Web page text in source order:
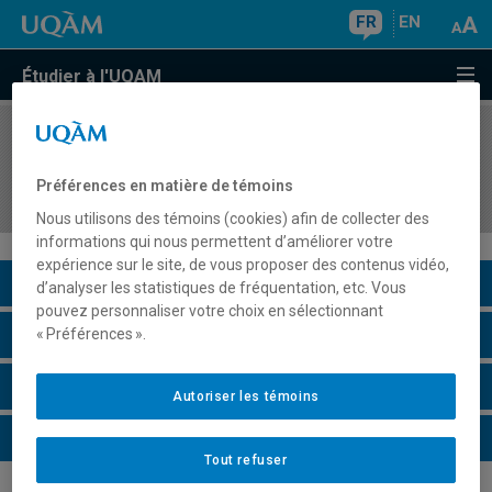
FR EN
Étudier à l'UQAM
COURS//
internationale
Description du cours
Horaire - Été 2026
Horaire - Automne 2026
Horaire - Hiver 2027
Préférences en matière de témoins
Nous utilisons des témoins (cookies) afin de collecter des
informations qui nous permettent d’améliorer votre
expérience sur le site, de vous proposer des contenus vidéo,
d’analyser les statistiques de fréquentation, etc. Vous
pouvez personnaliser votre choix en sélectionnant
« Préférences ».
Tout refuser
Autoriser les témoins